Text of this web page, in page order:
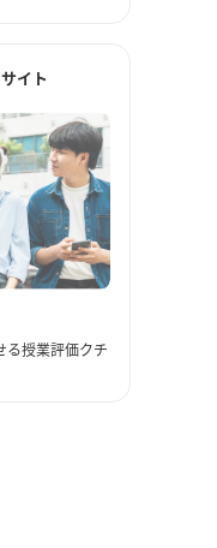
イト
る授業評価クチ